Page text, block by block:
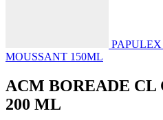
MOUSSANT 150ML
ACM BOREADE CL
200 ML